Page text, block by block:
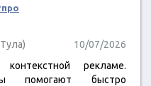
10/07/2026
рекламе.
помогают быстро